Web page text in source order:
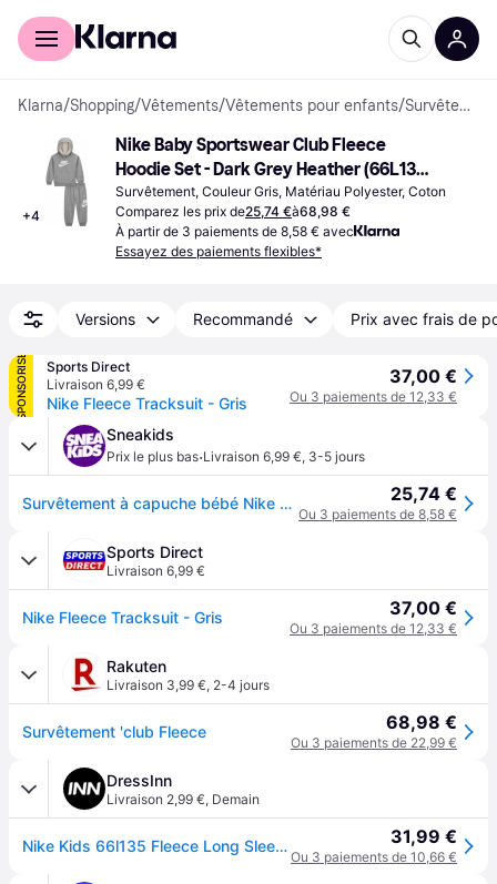
Acheter avec Klarna
Klarna/Shopping/Vêtements/Vêtements pour enfants/ Survêtements
+4
Nike Baby Sportswear Club Fleece
Hoodie Set - Dark Grey Heather (66L135-
042)
Survêtement, Couleur Gris, Matériau Polyester, Coton
Comparez les prix de25,74 €à68,98 €
À partir de 3 paiements de 8,58 € avec
Essayez des paiements flexibles*
Versions Recommandé Prix avec frais de
SPONSORISÉ
Sports Direct
Livraison 6,99 €
Nike Fleece Tracksuit - Gris
37,00 €
Ou 3 paiements de 12,33 €
Sneakids
Prix le plus bas·Livraison 6,99 €, 3-5 jours
Survêtement à capuche bébé Nike Club Fleece - Gris 25,74 €
Ou 3 paiements de 8,58 €
Sports Direct
Livraison 6,99 €
Nike Fleece Tracksuit - Gris 37,00 €
Ou 3 paiements de 12,33 €
Rakuten
Livraison 3,99 €, 2-4 jours
Survêtement 'club Fleece 68,98 €
Ou 3 paiements de 22,99 €
DressInn
Livraison 2,99 €, Demain
Nike Kids 66l135 Fleece Long Sleeve Set Gris 18 Months Garçon 31,99 €
Ou 3 paiements de 10,66 €